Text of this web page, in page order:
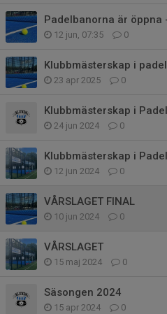
Padelbanorna är
12 jun, 07:35 0
Klubbmästerskap i padel
23 apr 2025 0
Klubbmästerskap i
24 jun 2024 0
Klubbmästerskap i
12 jun 2024 0
VÅRSLAGET FINAL
10 jun 2024 0
VÅRSLAGET
15 maj 2024 0
Säsongen 2024
15 apr 2024 0